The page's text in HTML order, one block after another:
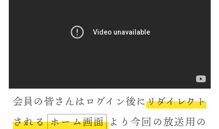
会員の皆さんはログイン後にリダイレクト
される ホーム画面 より今回の放送用の